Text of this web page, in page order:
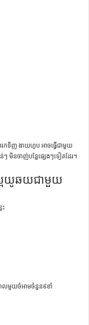
រកទិញ ងាយហូប អាចធ្វើជាមួយ
មិនចាញ់បន្លែផ្សេងៗទៀតដែរ។​
ពៃយូឆយជាមួយ
លមួយចំអាមចំនួន៩ខាំ